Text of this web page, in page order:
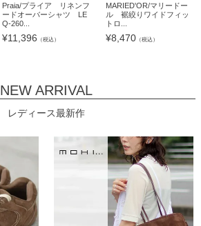
Praia/プライア リネンフ
ードオーバーシャツ LE
Q-260...
¥11,396 （税込）
MARIED'OR/マリードー
ル 裾絞りワイドフィッ
トロ...
¥8,470（税込）
NEW ARRIVAL
レディース最新作